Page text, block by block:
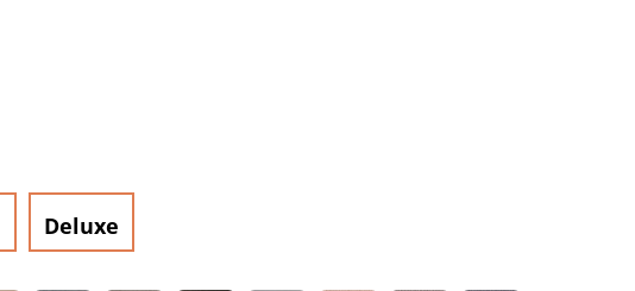
Deluxe